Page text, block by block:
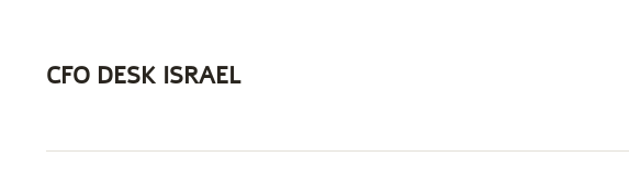
CFO DESK ISRAEL